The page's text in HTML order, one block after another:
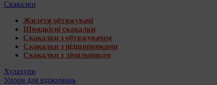
Скакалки
Жилети обтяжувачі
Швидкісні скакалки
Скакалки з обтяжувачем
Скакалки з підшипниками
Скакалки з лічильником
Хулахупи
Упори для віджимань